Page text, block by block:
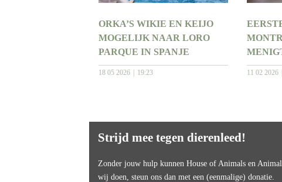
ORKA’S WIKIE EN KEIJO
MOGELIJK NAAR LORO
PARQUE IN SPANJE
18 05 2026 19:23 11 02 2026
Strijd mee tegen dierenleed!
Zonder jouw hulp kunnen House of Animals en
wij doen, steun ons dan met een (eenmalige) donatie.